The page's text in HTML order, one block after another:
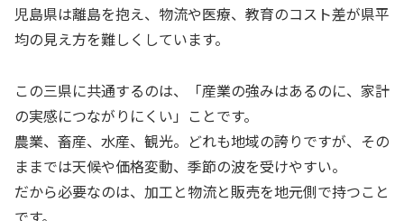
児島県は離島を抱え、物流や医療、教育のコスト差が県平
均の見え方を難しくしています。
この三県に共通するのは、「産業の強みはあるのに、家計
の実感につながりにくい」ことです。
農業、畜産、水産、観光。どれも地域の誇りですが、その
ままでは天候や価格変動、季節の波を受けやすい。
だから必要なのは、加工と物流と販売を地元側で持つこと
です。